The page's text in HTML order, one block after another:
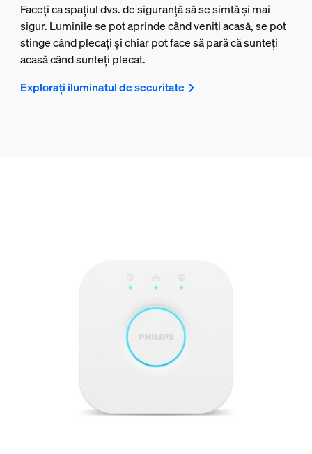
Faceți ca spațiul dvs. de siguranță să se simtă și mai
sigur. Luminile se pot aprinde când veniți acasă, se pot
stinge când plecați și chiar pot face să pară că sunteți
acasă când sunteți plecat.
Explorați iluminatul de securitate